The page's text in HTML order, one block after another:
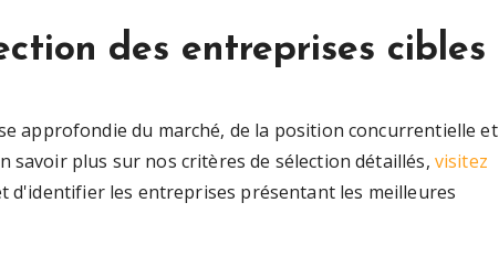
des entreprises cibles
approfondie du marché, de la position concurrentielle et
savoir plus sur nos critères de sélection détaillés, visitez
d'identifier les entreprises présentant les meilleures